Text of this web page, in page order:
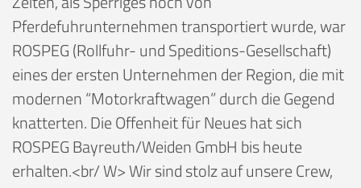
Pferdefuhrunternehmen transportiert wurde, war
ROSPEG (Rollfuhr- und Speditions-Gesellschaft)
eines der ersten Unternehmen der Region, die mit
modernen “Motorkraftwagen” durch die Gegend
knatterten. Die Offenheit für Neues hat sich
ROSPEG Bayreuth/Weiden GmbH bis heute
erhalten.<br/ W> Wir sind stolz auf unsere Crew,